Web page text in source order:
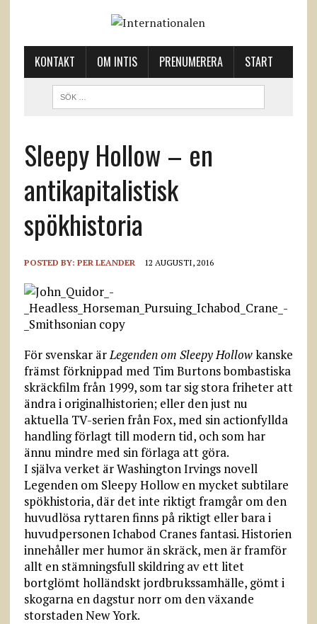
KONTAKT OM INTIS PRENUMERERA START
Sleepy Hollow – en
antikapitalistisk
spökhistoria
POSTED BY: PER LEANDER 12 AUGUSTI, 2016
För svenskar ärLegenden om Sleepy Hollowkanske
främst förknippad med Tim Burtons bombastiska
skräckfilm från 1999, som tar sig stora friheter att
ändra i originalhistorien; eller den just nu
aktuella TV-serien från Fox, med sin actionfyllda
handling förlagt till modern tid, och som har
ännu mindre med sin förlaga att göra.
I själva verket är Washington Irvings novell
Legenden om Sleepy Hollow en mycket subtilare
spökhistoria, där det inte riktigt framgår om den
huvudlösa ryttaren finns på riktigt eller bara i
huvudpersonen Ichabod Cranes fantasi. Historien
innehåller mer humor än skräck, men är framför
allt en stämningsfull skildring av ett litet
bortglömt holländskt jordbrukssamhälle, gömt i
skogarna en dagstur norr om den växande
storstaden New York.